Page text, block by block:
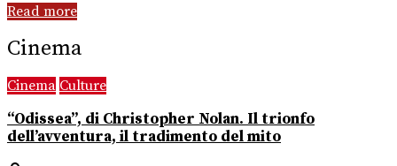
Read more
Cinema
Cinema Culture
“Odissea”, di Christopher Nolan. Il trionfo
dell’avventura, il tradimento del mito